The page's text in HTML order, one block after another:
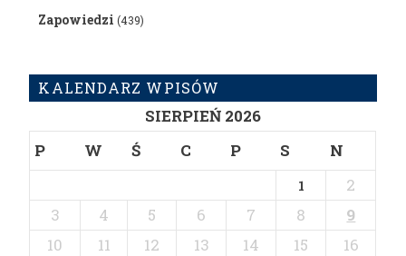
Zapowiedzi (439)
KALENDARZ WPISÓW
SIERPIEŃ 2026
P
W Ś C P S N
1
2
3
4 5 6 7 8
9
10
11 12 13 14 15
16